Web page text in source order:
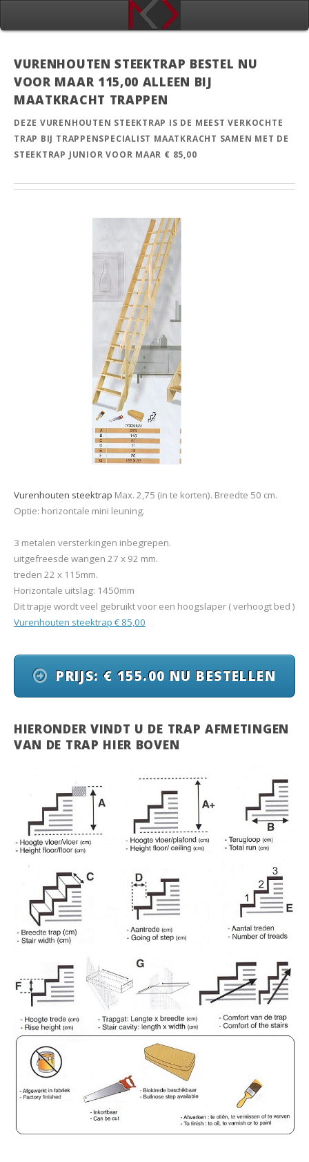
VURENHOUTEN STEEKTRAP BESTEL NU
VOOR MAAR 115,00 ALLEEN BIJ
MAATKRACHT TRAPPEN
DEZE VURENHOUTEN STEEKTRAP IS DE MEEST VERKOCHTE
TRAP BIJ TRAPPENSPECIALIST MAATKRACHT SAMEN MET DE
STEEKTRAP JUNIOR VOOR MAAR € 85,00
Vurenhouten steektrap Max. 2,75 (in te korten). Breedte 50 cm.
Optie: horizontale mini leuning.
3 metalen versterkingen inbegrepen.
uitgefreesde wangen 27 x 92 mm.
treden 22 x 115mm.
Horizontale uitslag: 1450mm
Dit trapje wordt veel gebruikt voor een hoogslaper ( verhoogt bed )
Vurenhouten steektrap € 85,00
PRIJS: € 155.00 NU BESTELLEN
HIERONDER VINDT U DE TRAP AFMETINGEN
VAN DE TRAP HIER BOVEN